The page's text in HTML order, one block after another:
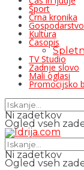
Šport
Črna kronika
Gospodarstvo
Kultura
Časopis
TV Studio
Zadnje slovo
Mali oglasi
Promocijsko
Ni zadetkov
Ogled vseh
Ni zadetkov
Ogled vseh